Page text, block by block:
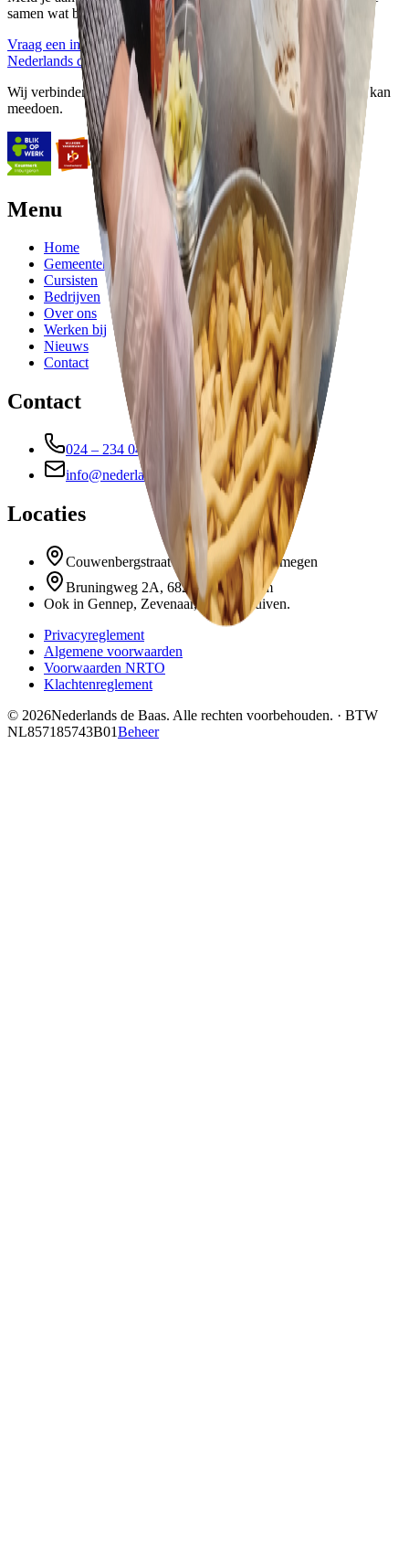
samen wat bij jou past.
Vraag een intake aan Bekijk alle trajecten
Nederlands de Baas
Wij verbinden taal, participatie en samenleving, zodat iedereen kan
meedoen.
Menu
Home
Gemeenten
Cursisten
Bedrijven
Over ons
Werken bij
Nieuws
Contact
Contact
024 – 234 04 01
info@nederlandsdebaas.nl
Locaties
Couwenbergstraat 143, 6535 RX Nijmegen
Bruningweg 2A, 6827 BM Arnhem
Ook in Gennep, Zevenaar, Elst en Duiven.
Privacyreglement
Algemene voorwaarden
Voorwaarden NRTO
Klachtenreglement
© 2026Nederlands de Baas. Alle rechten voorbehouden. · BTW
NL857185743B01Beheer